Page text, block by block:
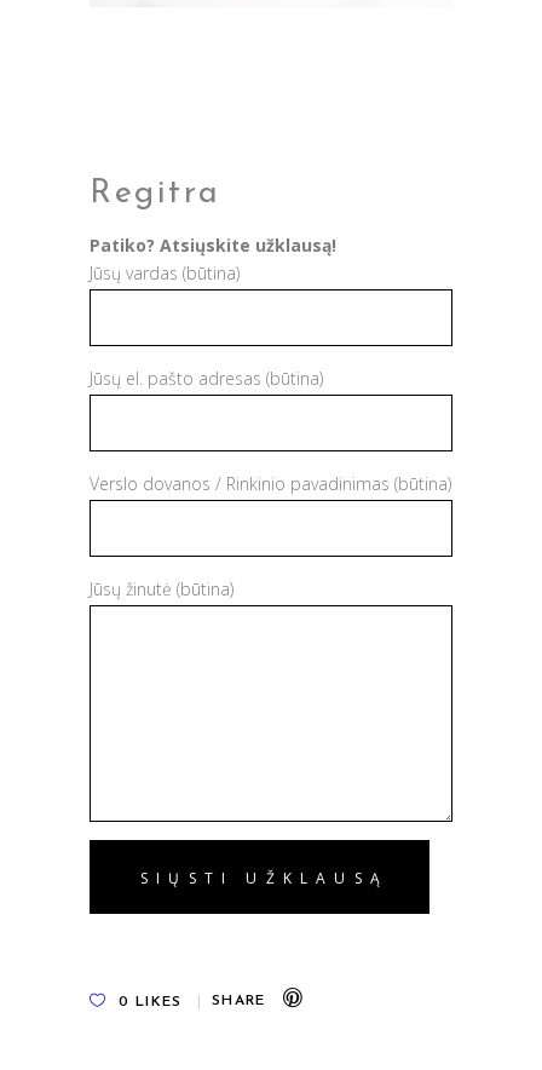
Regitra
Patiko? Atsiųskite užklausą!
Jūsų vardas (būtina)
Jūsų el. pašto adresas (būtina)
Verslo dovanos / Rinkinio pavadinimas (būtina)
Jūsų žinutė (būtina)
0 LIKES